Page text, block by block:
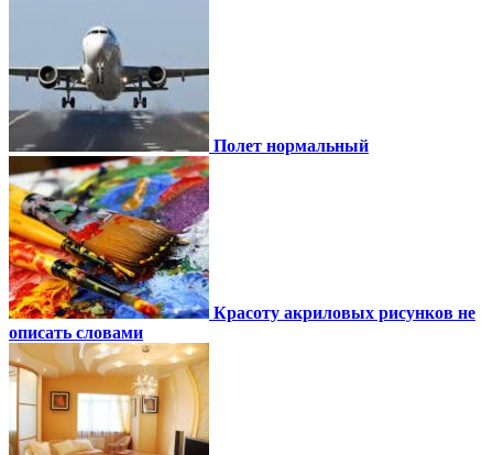
Полет нормальный
Красоту акриловых рисунков не
описать словами